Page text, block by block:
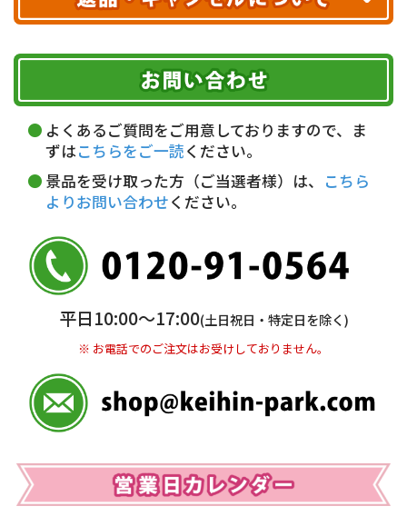
ヤマト運輸
お届け可能時間帯
午前中 14～16時
16～18時
18～20時
19～21時 指定なし
代金引換(現金のみ)
5,000円未満…330円(税込)
銀行振込(前払い)
普通 7263489
＜口座名＞ カ）ディースタイル
※ 振込み手数料お客様ご負担。
期限を含むルール（条件）や、お客様にご負担い
ただく費用がございます。
詳しくはこちら▶
よくあるご質問をご用意しておりますので、ま
ずはこちらをご一読ください。
景品を受け取った方（ご当選者様）は、
こちら
よりお問い合わせください。
平日10:00〜17:00(土日祝日・特定日を除く)
※ お電話でのご注文はお受けしておりません。